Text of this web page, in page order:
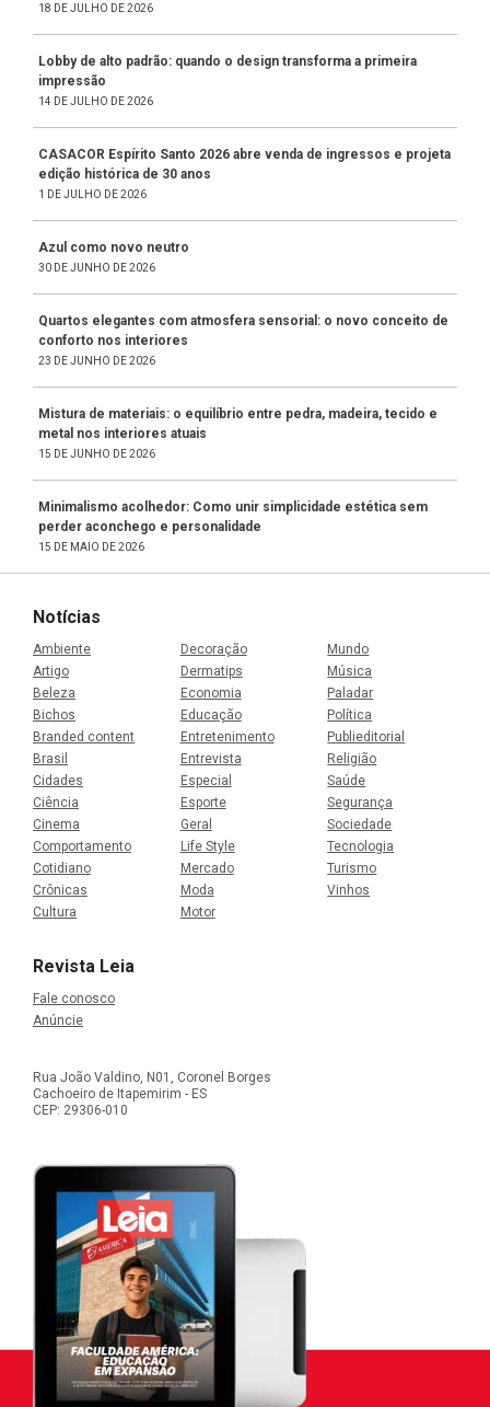
18 DE JULHO DE 2026
Lobby de alto padrão: quando o design transforma a primeira
impressão
14 DE JULHO DE 2026
CASACOR Espírito Santo 2026 abre venda de ingressos e projeta
edição histórica de 30 anos
1 DE JULHO DE 2026
Azul como novo neutro
30 DE JUNHO DE 2026
Quartos elegantes com atmosfera sensorial: o novo conceito de
conforto nos interiores
23 DE JUNHO DE 2026
Mistura de materiais: o equilíbrio entre pedra, madeira, tecido e
metal nos interiores atuais
15 DE JUNHO DE 2026
Minimalismo acolhedor: Como unir simplicidade estética sem
perder aconchego e personalidade
15 DE MAIO DE 2026
Notícias
Ambiente
Artigo
Beleza
Bichos
Branded content
Brasil
Cidades
Ciência
Cinema
Comportamento
Cotidiano
Crônicas
Cultura
Decoração
Dermatips
Economia
Educação
Entretenimento
Entrevista
Especial
Esporte
Geral
Life Style
Mercado
Moda
Motor
Mundo
Música
Paladar
Política
Publieditorial
Religião
Saúde
Segurança
Sociedade
Tecnologia
Turismo
Vinhos
Revista Leia
Fale conosco
Anúncie
Rua João Valdino, N01, Coronel Borges
Cachoeiro de Itapemirim - ES
CEP: 29306-010